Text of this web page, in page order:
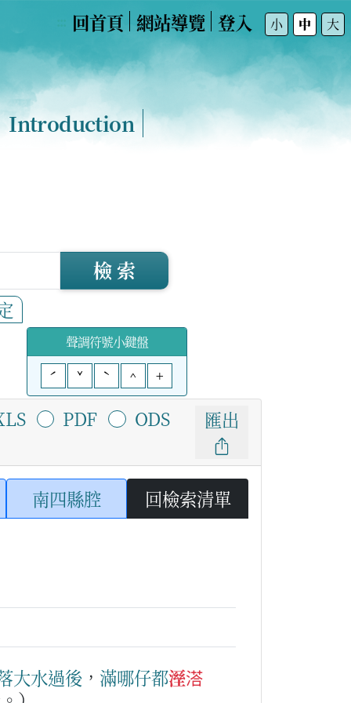
回首頁 網站導覽 登入 小 中 大
Introduction
檢 索
聲調符號小鍵盤
ˊ
ˇ ˋ ^ +
PDF ODS 匯出
南四縣腔 回檢索清單
大水過後 ， 滿哪仔都溼溚